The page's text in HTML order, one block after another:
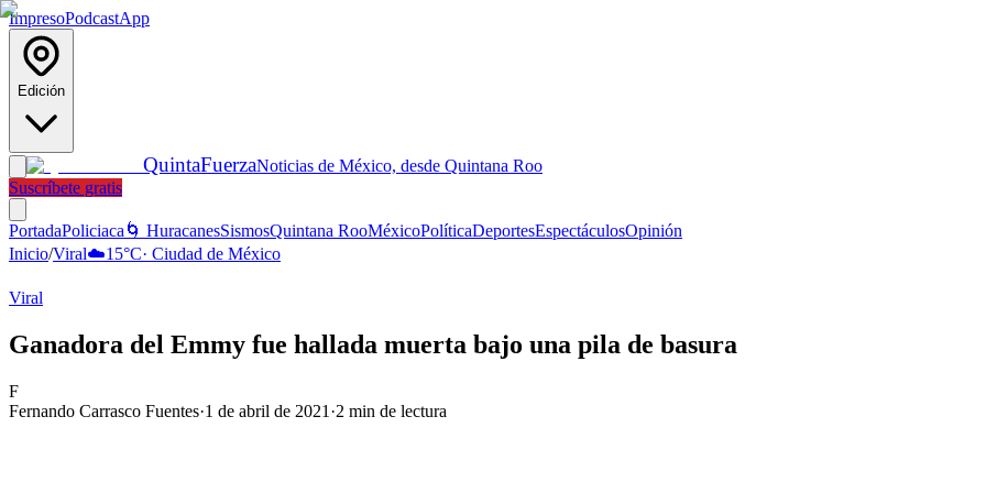
ImpresoPodcastApp
Edición
QuintaFuerzaNoticias de México, desde Quintana Roo
Suscríbete gratis
PortadaPoliciaca 🌀 HuracanesSismosQuintana RooMéxicoPolíticaDeportesEspectáculosOpinión
Inicio/Viral☁️15°C· Ciudad de México
Viral
Ganadora del Emmy fue hallada muerta bajo una pila de basura
F
Fernando Carrasco Fuentes·1 de abril de 2021 ·2 min de lectura